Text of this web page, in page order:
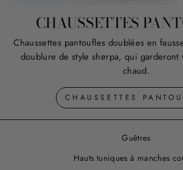
CHAUSSETTES
Chaussettes pantoufles doublées en
doublure de style sherpa, qui garderont
chaud.
CHAUSSETTES
Guêtres
Hauts tuniques à manches